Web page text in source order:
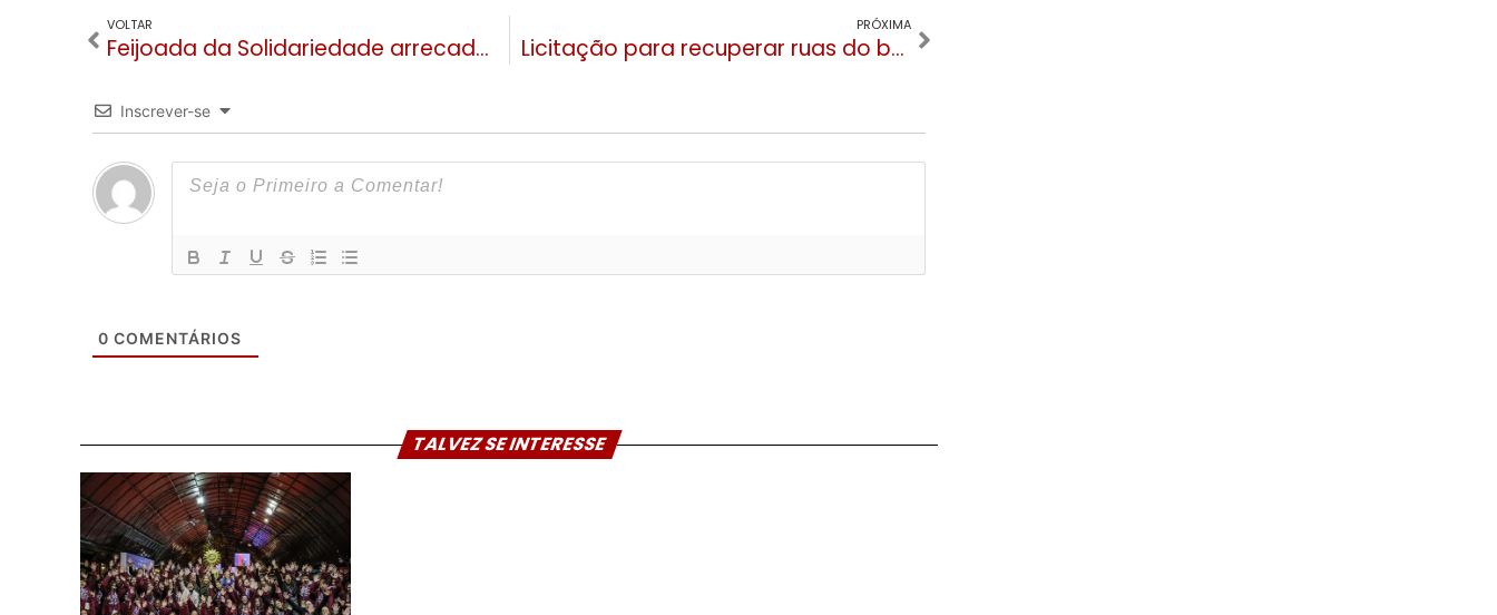
VOLTAR
Feijoada da Solidariedade arrecada mais de R$ 315 mil e beneficia segurança e projetos sociais em Gramado e Canela
PRÓXIMA
Licitação para recuperar ruas do bairro Piratini será publicada nesta semana; obras devem começar em junho
Inscrever-se
0 COMENTÁRIOS
TALVEZ SE INTERESSE